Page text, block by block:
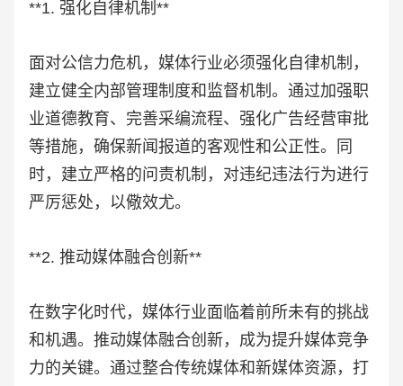
**1. 强化自律机制**
面对公信力危机，媒体行业必须强化自律机制，
建立健全内部管理制度和监督机制。通过加强职
业道德教育、完善采编流程、强化广告经营审批
等措施，确保新闻报道的客观性和公正性。同
时，建立严格的问责机制，对违纪违法行为进行
严厉惩处，以儆效尤。
**2. 推动媒体融合创新**
在数字化时代，媒体行业面临着前所未有的挑战
和机遇。推动媒体融合创新，成为提升媒体竞争
力的关键。通过整合传统媒体和新媒体资源，打